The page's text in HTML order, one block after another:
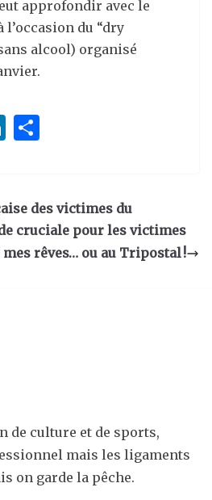
approfondir avec le
du “dry
alcool) organisé
Li
e
dI
n
g
er
des victimes du
cruciale pour les victimes
mes rêves… ou au Tripostal !
de culture et de sports,
mais les ligaments
on garde la pêche.